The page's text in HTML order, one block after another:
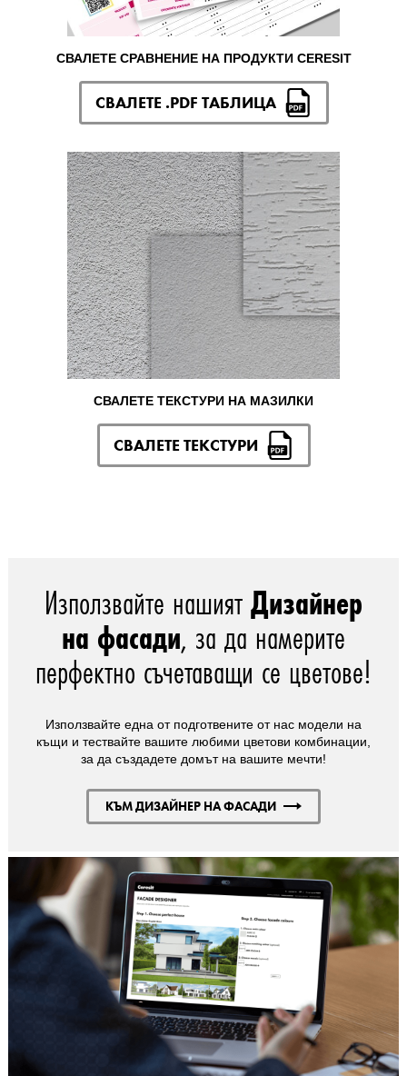
СВАЛЕТЕ СРАВНЕНИЕ НА ПРОДУКТИ CERESIT
СВАЛЕТЕ .PDF ТАБЛИЦА
СВАЛЕТЕ ТЕКСТУРИ НА МАЗИЛКИ
СВАЛЕТЕ ТЕКСТУРИ
Използвайте нашиятДизайнер
на фасади, за да намерите
перфектно съчетаващи се цветове!
Използвайте една от подготвените от нас модели на
къщи и тествайте вашите любими цветови комбинации,
за да създадете домът на вашите мечти!
КЪМ ДИЗАЙНЕР НА ФАСАДИ